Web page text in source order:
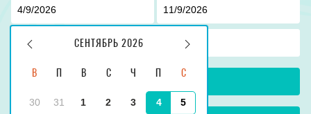
СЕНТЯБРЬ 2026
В В С Ч С
30 31 1 2 3 4 5
взр , дети